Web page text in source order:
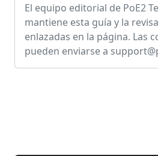
El equipo editorial de PoE2
mantiene esta guía y la
enlazadas en la página. Las
pueden enviarse a